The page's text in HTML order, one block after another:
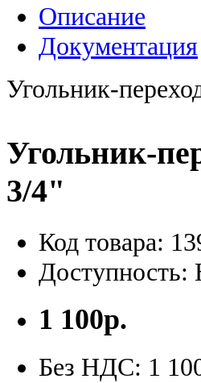
Описание
Документация
Угольник-
Угольник-
3/4"
Код товара:
Доступность:
1 100р.
Без НДС: 1